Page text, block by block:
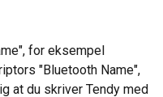
for eksempel
"Bluetooth Name",
at du skriver Tendy med